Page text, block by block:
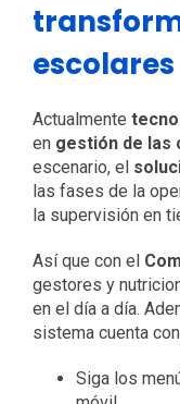
escolares
Actualmente
en gestión de las
escenario, el
las fases de la
la supervisión en
Así que con el
gestores y
en el día a día.
sistema cuenta
Siga los